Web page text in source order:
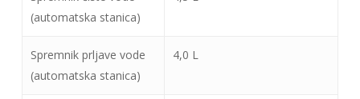
(automatska stanica)
Spremnik prljave vode
(automatska stanica)
4,0 L